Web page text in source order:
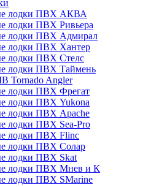
лодки ПВХ АКВА
лодки ПВХ Ривьера
лодки ПВХ Адмирал
лодки ПВХ Хантер
лодки ПВХ Стелс
лодки ПВХ Таймень
Tornado Angler
лодки ПВХ Фрегат
лодки ПВХ Yukona
лодки ПВХ Apache
лодки ПВХ Sea-Pro
лодки ПВХ Flinc
лодки ПВХ Солар
лодки ПВХ Skat
лодки ПВХ Мнев и К
лодки ПВХ SMarine